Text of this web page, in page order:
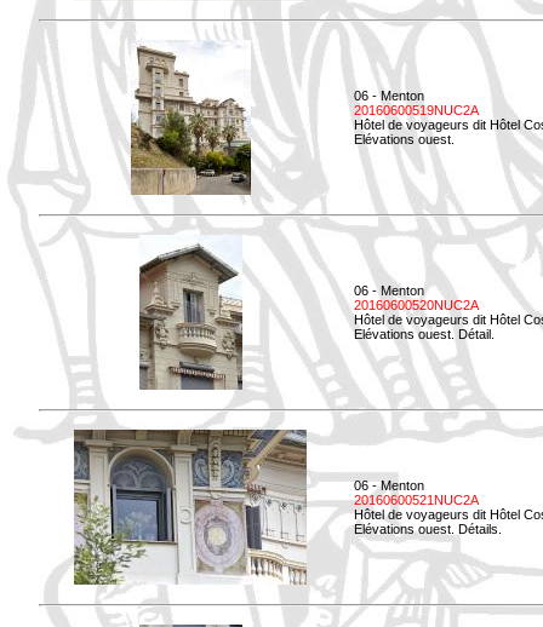
06 - Menton
20160600519NUC2A
Hôtel de voyageurs dit Hôtel
Elévations ouest.
06 - Menton
20160600520NUC2A
Hôtel de voyageurs dit Hôtel
Elévations ouest. Détail.
06 - Menton
20160600521NUC2A
Hôtel de voyageurs dit Hôtel
Elévations ouest. Détails.